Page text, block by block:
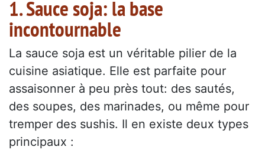
1. Sauce soja: la base
incontournable
La sauce soja est un véritable pilier de la
cuisine asiatique. Elle est parfaite pour
assaisonner à peu près tout: des sautés,
des soupes, des marinades, ou même pour
tremper des sushis. Il en existe deux types
principaux :